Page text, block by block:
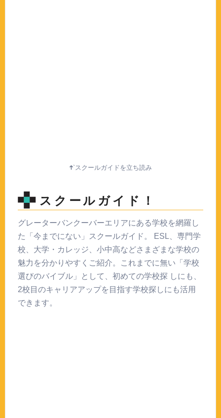
`スクールガイドを立ち読み
スクールガイド！
グレーターバンクーバーエリアにある学校を網羅し
た「今までにない」スクールガイド。 ESL、専門学
校、大学・カレッジ、小中高などさまざまな学校の
魅力を分かりやすくご紹介。これまでに無い「学校
選びのバイブル」として、初めての学校探 しにも、
2校目のキャリアアップを目指す学校探しにも活用
できます。